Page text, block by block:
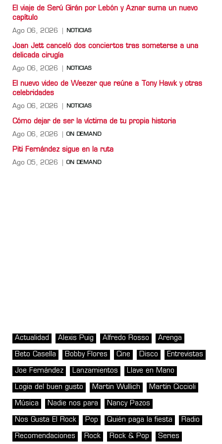
El viaje de Serú Girán por Lebón y Aznar suma un nuevo
capítulo
Ago 06, 2026 NOTICIAS
Joan Jett canceló dos conciertos tras someterse a una
delicada cirugía
Ago 06, 2026 NOTICIAS
El nuevo video de Weezer que reúne a Tony Hawk y otras
celebridades
Ago 06, 2026 NOTICIAS
Cómo dejar de ser la víctima de tu propia historia
Ago 06, 2026 ON DEMAND
Piti Fernández sigue en la ruta
Ago 05, 2026 ON DEMAND
Actualidad Alexis Puig Alfredo Rosso Arenga
Beto Casella Bobby Flores Cine Disco Entrevistas
Joe Fernández Lanzamientos Llave en Mano
Logia del buen gusto Martin Wullich Martín Ciccioli
Música Nadie nos para Nancy Pazos
Nos Gusta El Rock Pop Quién paga la fiesta Radio
Recomendaciones Rock Rock & Pop Series